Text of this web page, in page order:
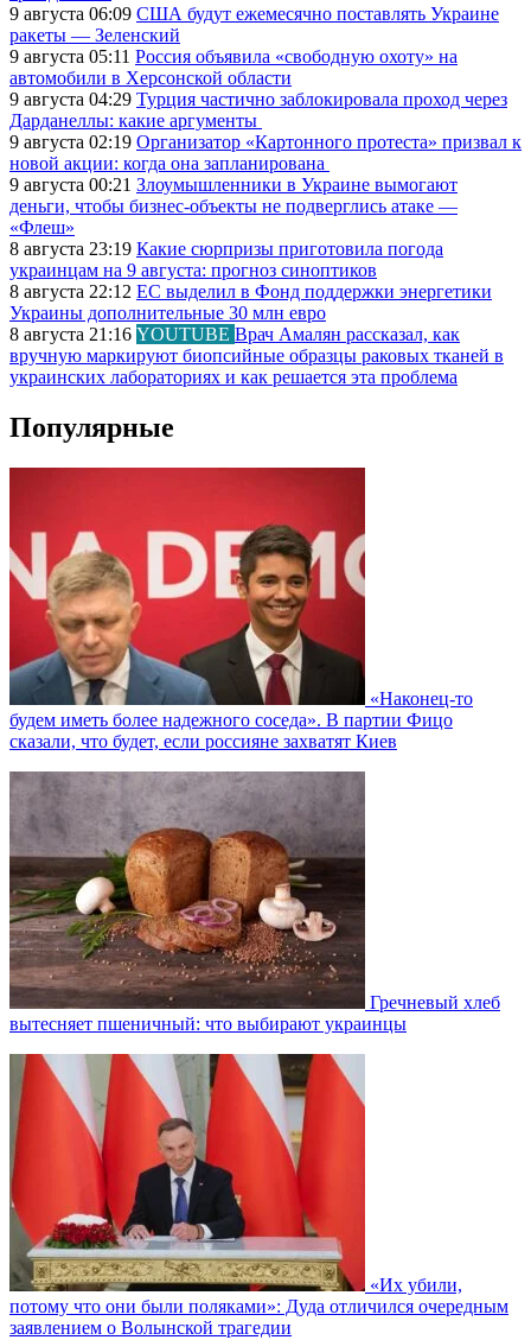
9 августа 06:09 США будут ежемесячно поставлять Украине
ракеты — Зеленский
9 августа 05:11 Россия объявила «свободную охоту» на
автомобили в Херсонской области
9 августа 04:29 Турция частично заблокировала проход через
Дарданеллы: какие аргументы
9 августа 02:19 Организатор «Картонного протеста» призвал к
новой акции: когда она запланирована
9 августа 00:21 Злоумышленники в Украине вымогают
деньги, чтобы бизнес-объекты не подверглись атаке —
«Флеш»
8 августа 23:19 Какие сюрпризы приготовила погода
украинцам на 9 августа: прогноз синоптиков
8 августа 22:12 ЕС выделил в Фонд поддержки энергетики
Украины дополнительные 30 млн евро
8 августа 21:16 YOUTUBE Врач Амалян рассказал, как
вручную маркируют биопсийные образцы раковых тканей в
украинских лабораториях и как решается эта проблема
Популярные
«Наконец-то
будем иметь более надежного соседа». В партии Фицо
сказали, что будет, если россияне захватят Киев
Гречневый хлеб
вытесняет пшеничный: что выбирают украинцы
«Их убили,
потому что они были поляками»: Дуда отличился очередным
заявлением о Волынской трагедии